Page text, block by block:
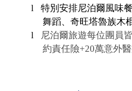
l
特別安排尼泊爾風味
舞蹈、奇旺塔魯族木
l
尼泊爾旅遊每位團員
約責任險+20萬意外醫